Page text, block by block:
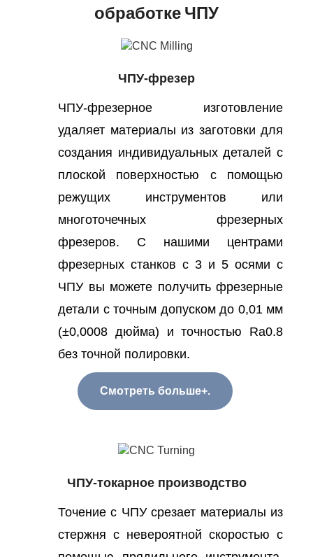
обработке ЧПУ
ЧПУ-фрезер
ЧПУ-фрезерное изготовление
удаляет материалы из заготовки для
создания индивидуальных деталей с
плоской поверхностью с помощью
режущих инструментов или
многоточечных фрезерных
фрезеров. С нашими центрами
фрезерных станков с 3 и 5 осями с
ЧПУ вы можете получить фрезерные
детали с точным допуском до 0,01 мм
(±0,0008 дюйма) и точностью Ra0.8
без точной полировки.
Смотреть больше+.
ЧПУ-токарное производство
Точение с ЧПУ срезает материалы из
стержня с невероятной скоростью с